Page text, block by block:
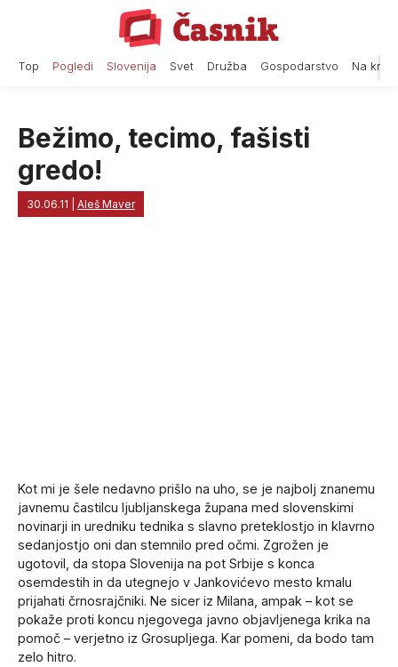
Top Pogledi Slovenija Svet Družba Gospodarstvo Na
Bežimo, tecimo, fašisti
gredo!
30.06.11 Aleš Maver
Kot mi je šele nedavno prišlo na uho, se je najbolj znanemu
javnemu častilcu ljubljanskega župana med slovenskimi
novinarji in uredniku tednika s slavno preteklostjo in klavrno
sedanjostjo oni dan stemnilo pred očmi. Zgrožen je
ugotovil, da stopa Slovenija na pot Srbije s konca
osemdestih in da utegnejo v Jankovićevo mesto kmalu
prijahati črnosrajčniki. Ne sicer iz Milana, ampak – kot se
pokaže proti koncu njegovega javno objavljenega krika na
pomoč – verjetno iz Grosupljega. Kar pomeni, da bodo tam
zelo hitro.